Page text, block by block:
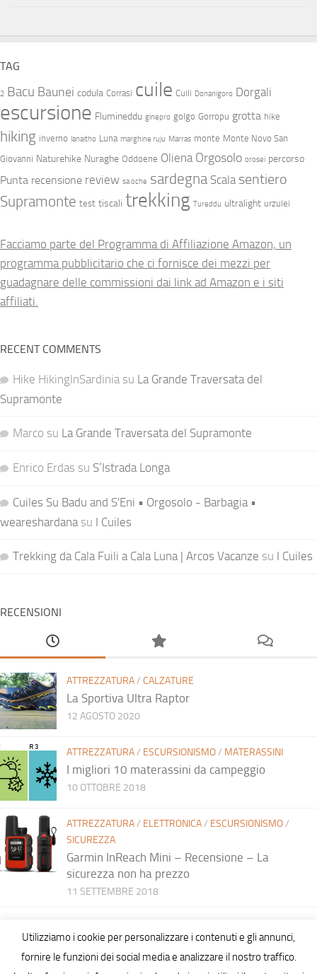
TAG
2 Bacu Baunei codula Corrasi cuile Cuili Donanigoro Dorgali
escursione Flumineddu ginepro golgo Gorropu grotta hike
hiking inverno lanaitho Luna marghine ruju Marras monte Monte Novo San
Giovanni Naturehike Nuraghe Oddoene Oliena Orgosolo orosei percorso
Punta recensione review sa oche sardegna Scala sentiero
Supramonte test tiscali trekking Tureddu ultralight urzulei
Facciamo parte del Programma di Affiliazione Amazon, un
programma pubblicitario che ci fornisce dei mezzi per
guadagnare delle commissioni dai link ad Amazon e i siti
affiliati.
RECENT COMMENTS
Hike HikingInSardinia su La Grande Traversata del
Supramonte
Marco su La Grande Traversata del Supramonte
Enrico Erdas su S’Istrada Longa
Cuiles Su Badu and S'Eni • Orgosolo - Barbagia •
weareshardana su I Cuiles
Trekking da Cala Fuili a Cala Luna | Arcos Vacanze su I Cuiles
RECENSIONI
ATTREZZATURA/ CALZATURE
La Sportiva Ultra Raptor
12 AGOSTO 2020
ATTREZZATURA/ ESCURSIONISMO/ MATERASSINI
I migliori 10 materassini da campeggio
10 OTTOBRE 2018
ATTREZZATURA/ ELETTRONICA/ ESCURSIONISMO/
SICUREZZA
Garmin InReach Mini – Recensione – La
sicurezza non ha prezzo
11 SETTEMBRE 2018
Utilizziamo i cookie per personalizzare i contenuti e gli annunci,
fornire le funzioni dei social media e analizzare il nostro traffico.